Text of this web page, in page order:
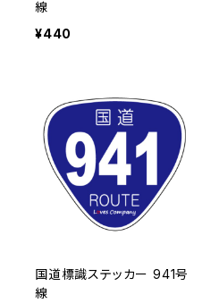
線
¥440
国道標識ステッカー 941号
線